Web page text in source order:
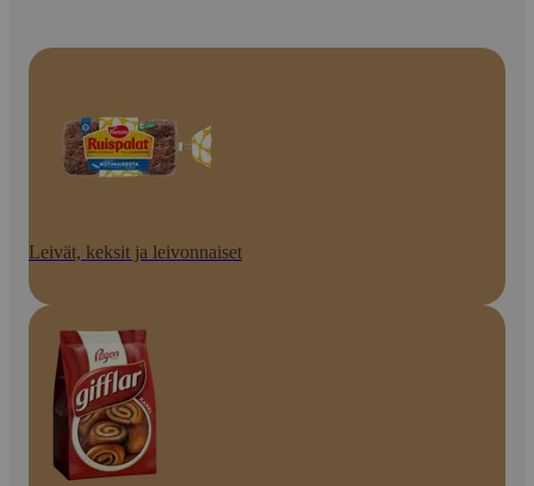
Leivät, keksit ja leivonnaiset